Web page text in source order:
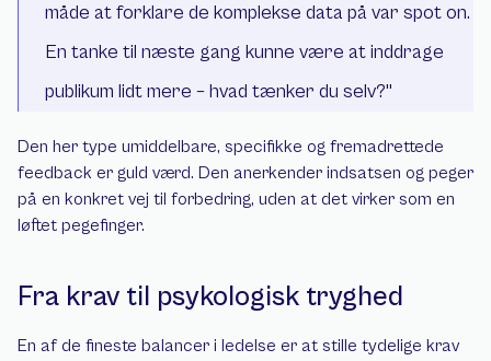
måde at forklare de komplekse data på var spot on.
En tanke til næste gang kunne være at inddrage
publikum lidt mere – hvad tænker du selv?"
Den her type umiddelbare, specifikke og fremadrettede
feedback er guld værd. Den anerkender indsatsen og peger
på en konkret vej til forbedring, uden at det virker som en
løftet pegefinger.
Fra krav til psykologisk tryghed
En af de fineste balancer i ledelse er at stille tydelige krav